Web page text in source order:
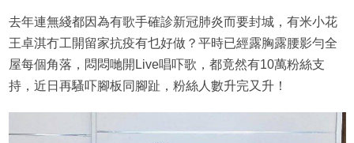
去年連無綫都因為有歌手確診新冠肺炎而要封城，有米小花
王卓淇冇工開留家抗疫有乜好做？平時已經露胸露腰影勻全
屋每個角落，悶悶哋開Live唱吓歌，都竟然有10萬粉絲支
持，近日再騷吓腳板同腳趾，粉絲人數升完又升！